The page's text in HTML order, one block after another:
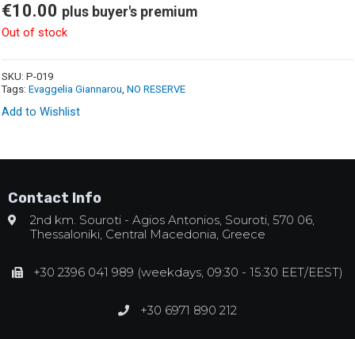
€10.00 plus buyer's premium
Out of stock
SKU: P-019
Tags: Evaggelia Giannarou, NO RESERVE
Add to Wishlist
Contact Info
2nd km. Souroti - Agios Antonios, Souroti, 570 06,
Thessaloniki, Central Macedonia, Greece
+30 2396 041 989 (weekdays, 09:30 - 15:30 EET/EEST)
+30 6971 890 212